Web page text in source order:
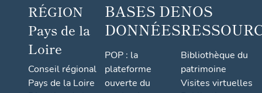
RÉGION
Pays de la
Loire
Conseil régional
Pays de la Loire
BASES DE
DONNÉES
POP : la
plateforme
ouverte du
NOS
Bibliothèque du
patrimoine
Visites virtuelles